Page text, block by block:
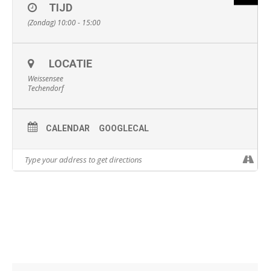
TIJD
(Zondag) 10:00 - 15:00
LOCATIE
Weissensee
Techendorf
CALENDAR GOOGLECAL